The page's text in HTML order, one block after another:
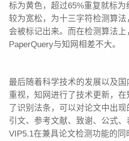
标为黄色，超过65%重复就标
较为宽松，为十三字符检测算
会被标记出来。而在检测算法上
PaperQuery与知网相差不大。
最后随着科学技术的发展以及
重视，知网进行了技术更新，
了识别法条，可以对论文中出现
引文、参考文献、致谢、公式、
VIP5.1在兼具论文检测功能的